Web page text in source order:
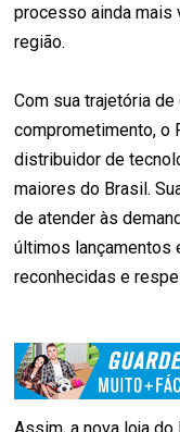
processo ainda mais
região.
Com sua trajetória
comprometimento, o
distribuidor de
maiores do Brasil.
de atender às
últimos lançamentos
reconhecidas e